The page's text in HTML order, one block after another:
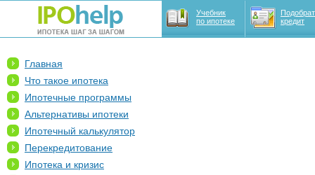
Учебник
по ипотеке
кредит
Главная
Что такое ипотека
Ипотечные программы
Альтернативы ипотеки
Ипотечный калькулятор
Перекредитование
Ипотека и кризис